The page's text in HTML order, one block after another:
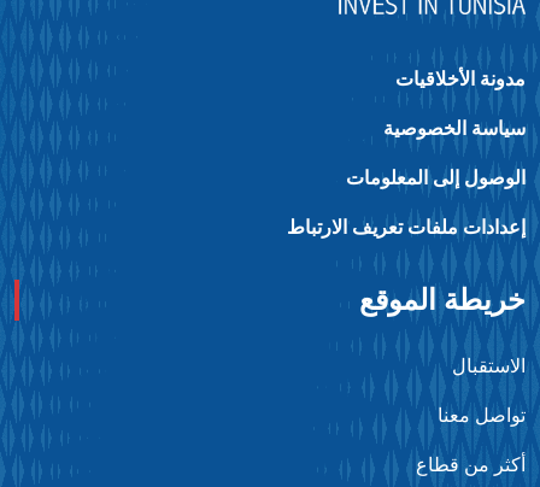
الأخلاقيات
الخصوصية
إلى المعلومات
ملفات تعريف الارتباط
الموقع
معنا
من قطاع